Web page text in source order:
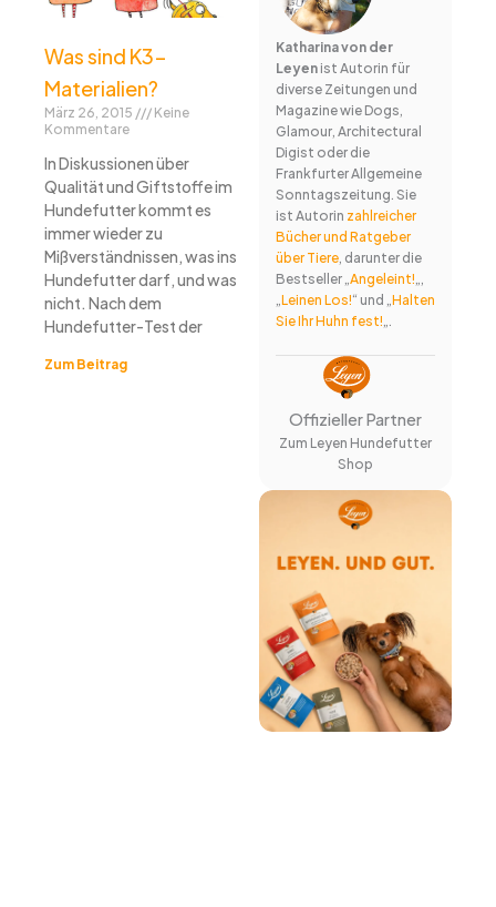
Was sind K3-
Materialien?
März 26, 2015
Keine
Kommentare
In Diskussionen über
Qualität und Giftstoffe im
Hundefutter kommt es
immer wieder zu
Mißverständnissen, was ins
Hundefutter darf, und was
nicht. Nach dem
Hundefutter-Test der
Zum Beitrag
Katharina von der
Leyenist Autorin für
diverse Zeitungen und
Magazine wie Dogs,
Glamour, Architectural
Digist oder die
Frankfurter Allgemeine
Sonntagszeitung. Sie
ist Autorin zahlreicher
Bücher und Ratgeber
über Tiere, darunter die
Bestseller „Angeleint!„,
„Leinen Los!“ und „Halten
Sie Ihr Huhn fest!„.
Offizieller Partner
Zum Leyen Hundefutter
Shop